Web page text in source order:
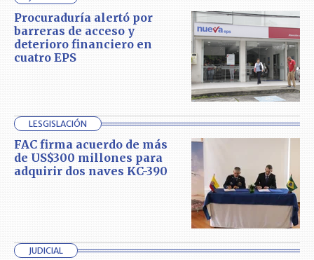
Procuraduría alertó por
barreras de acceso y
deterioro financiero en
cuatro EPS
LESGISLACIÓN
FAC firma acuerdo de más
de US$300 millones para
adquirir dos naves KC-390
JUDICIAL